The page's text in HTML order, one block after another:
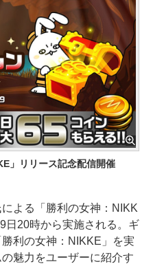
」リリース記念配信開催
よる「勝利の女神：NIKK
日20時から実施される。ギ
利の女神：NIKKE」を実
魅力をユーザーに紹介す